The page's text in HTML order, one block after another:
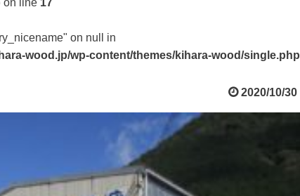
on line 17
on null in
wood.jp/wp-content/themes/kihara-wood/single.php
2020/10/30